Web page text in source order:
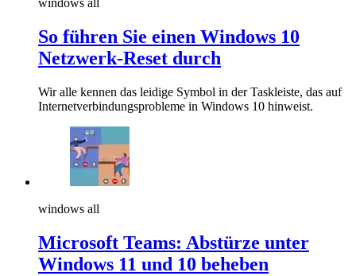
windows all
So führen Sie einen Windows 10
Netzwerk-Reset durch
Wir alle kennen das leidige Symbol in der Taskleiste, das auf
Internetverbindungsprobleme in Windows 10 hinweist.
windows all
Microsoft Teams: Abstürze unter
Windows 11 und 10 beheben